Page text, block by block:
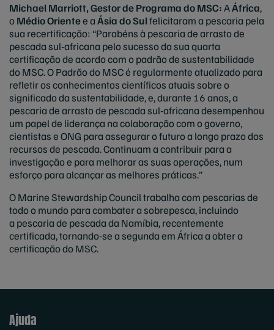
Michael Marriott, Gestor de Programa do MSC:AÁfrica,
oMédio Orientee aÁsia do Sulfelicitaram a pescaria pela
sua recertificação: “Parabéns à pescaria de arrasto de
pescada sul-africana pelo sucesso da sua quarta
certificação de acordo com o padrão de sustentabilidade
do MSC. O Padrão do MSC é regularmente atualizado para
refletir os conhecimentos científicos atuais sobre o
significado da sustentabilidade, e, durante 16 anos, a
pescaria de arrasto de pescada sul-africana desempenhou
um papel de liderança na colaboração com o governo,
cientistas e ONG para assegurar o futuro a longo prazo dos
recursos de pescada. Continuam a contribuir para a
investigação e para melhorar as suas operações, num
esforço para alcançar as melhores práticas.”
O Marine Stewardship Council trabalha com pescarias de
todo o mundo para combater a sobrepesca, incluindo
a pescaria de pescada da Namíbia, recentemente
certificada, tornando-se a segunda em África a obter a
certificação do MSC.
Ajuda